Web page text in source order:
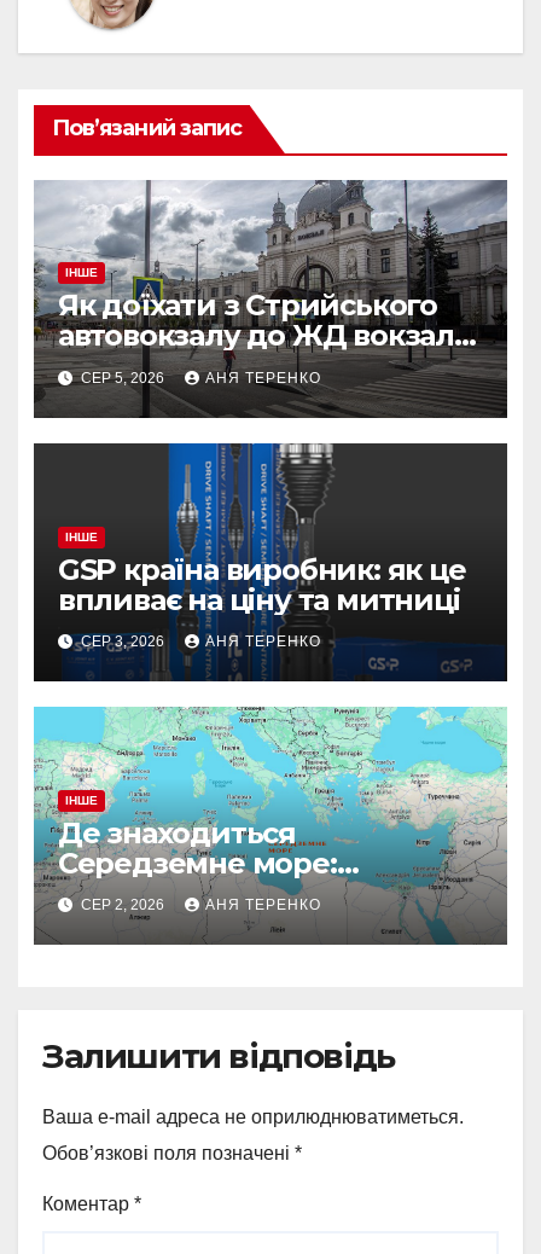
Пов’язаний запис
ІНШЕ
Як доїхати з Стрийського
автовокзалу до ЖД вокзалу
у Львові
СЕР 5, 2026 АНЯ ТЕРЕНКО
ІНШЕ
GSP країна виробник: як це
впливає на ціну та митниці
СЕР 3, 2026 АНЯ ТЕРЕНКО
ІНШЕ
Де знаходиться
Середземне море:
географія і факти
СЕР 2, 2026 АНЯ ТЕРЕНКО
Залишити відповідь
Ваша e-mail адреса не оприлюднюватиметься.
Обов’язкові поля позначені *
Коментар *